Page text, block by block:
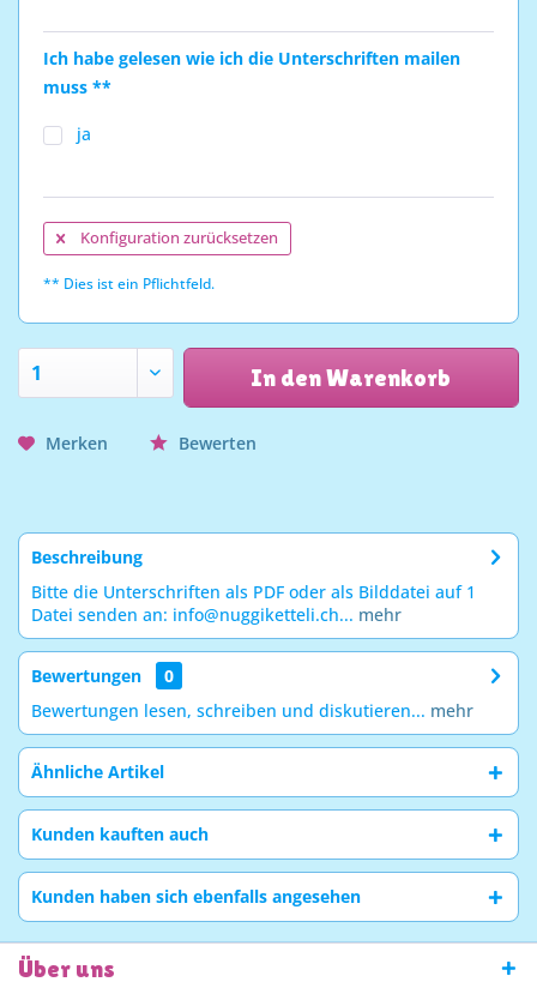
Ich habe gelesen wie ich die Unterschriften mailen
muss **
ja
Konfiguration zurücksetzen
** Dies ist ein Pflichtfeld.
In den Warenkorb
Merken Bewerten
Beschreibung
Bitte die Unterschriften als PDF oder als Bilddatei auf 1
Datei senden an: info@nuggiketteli.ch... mehr
Bewertungen
0
Bewertungen lesen, schreiben und diskutieren... mehr
Ähnliche Artikel
Kunden kauften auch
Kunden haben sich ebenfalls angesehen
Über uns